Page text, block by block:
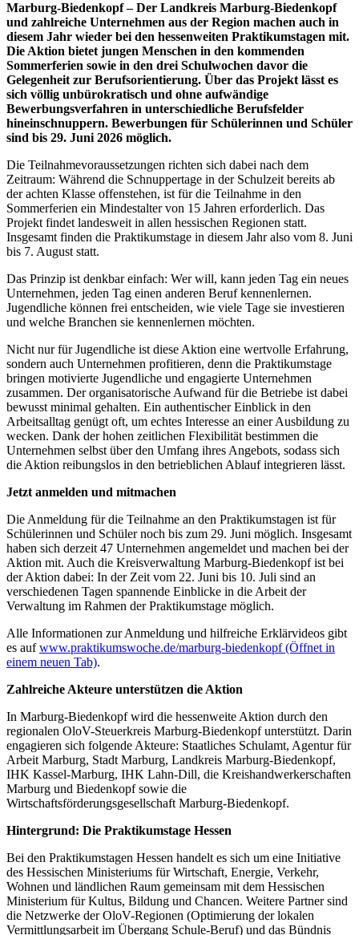
Marburg-Biedenkopf – Der Landkreis Marburg-Biedenkopf
und zahlreiche Unternehmen aus der Region machen auch in
diesem Jahr wieder bei den hessenweiten Praktikumstagen mit.
Die Aktion bietet jungen Menschen in den kommenden
Sommerferien sowie in den drei Schulwochen davor die
Gelegenheit zur Berufsorientierung. Über das Projekt lässt es
sich völlig unbürokratisch und ohne aufwändige
Bewerbungsverfahren in unterschiedliche Berufsfelder
hineinschnuppern. Bewerbungen für Schülerinnen und Schüler
sind bis 29. Juni 2026 möglich.
Die Teilnahmevoraussetzungen richten sich dabei nach dem
Zeitraum: Während die Schnuppertage in der Schulzeit bereits ab
der achten Klasse offenstehen, ist für die Teilnahme in den
Sommerferien ein Mindestalter von 15 Jahren erforderlich. Das
Projekt findet landesweit in allen hessischen Regionen statt.
Insgesamt finden die Praktikumstage in diesem Jahr also vom 8. Juni
bis 7. August statt.
Das Prinzip ist denkbar einfach: Wer will, kann jeden Tag ein neues
Unternehmen, jeden Tag einen anderen Beruf kennenlernen.
Jugendliche können frei entscheiden, wie viele Tage sie investieren
und welche Branchen sie kennenlernen möchten.
Nicht nur für Jugendliche ist diese Aktion eine wertvolle Erfahrung,
sondern auch Unternehmen profitieren, denn die Praktikumstage
bringen motivierte Jugendliche und engagierte Unternehmen
zusammen. Der organisatorische Aufwand für die Betriebe ist dabei
bewusst minimal gehalten. Ein authentischer Einblick in den
Arbeitsalltag genügt oft, um echtes Interesse an einer Ausbildung zu
wecken. Dank der hohen zeitlichen Flexibilität bestimmen die
Unternehmen selbst über den Umfang ihres Angebots, sodass sich
die Aktion reibungslos in den betrieblichen Ablauf integrieren lässt.
Jetzt anmelden und mitmachen
Die Anmeldung für die Teilnahme an den Praktikumstagen ist für
Schülerinnen und Schüler noch bis zum 29. Juni möglich. Insgesamt
haben sich derzeit 47 Unternehmen angemeldet und machen bei der
Aktion mit. Auch die Kreisverwaltung Marburg-Biedenkopf ist bei
der Aktion dabei: In der Zeit vom 22. Juni bis 10. Juli sind an
verschiedenen Tagen spannende Einblicke in die Arbeit der
Verwaltung im Rahmen der Praktikumstage möglich.
Alle Informationen zur Anmeldung und hilfreiche Erklärvideos gibt
es aufwww.praktikumswoche.de/marburg-biedenkopf(Öffnet in
einem neuen Tab).
Zahlreiche Akteure unterstützen die Aktion
In Marburg-Biedenkopf wird die hessenweite Aktion durch den
regionalen OloV-Steuerkreis Marburg-Biedenkopf unterstützt. Darin
engagieren sich folgende Akteure: Staatliches Schulamt, Agentur für
Arbeit Marburg, Stadt Marburg, Landkreis Marburg-Biedenkopf,
IHK Kassel-Marburg, IHK Lahn-Dill, die Kreishandwerkerschaften
Marburg und Biedenkopf sowie die
Wirtschaftsförderungsgesellschaft Marburg-Biedenkopf.
Hintergrund: Die Praktikumstage Hessen
Bei den Praktikumstagen Hessen handelt es sich um eine Initiative
des Hessischen Ministeriums für Wirtschaft, Energie, Verkehr,
Wohnen und ländlichen Raum gemeinsam mit dem Hessischen
Ministerium für Kultus, Bildung und Chancen. Weitere Partner sind
die Netzwerke der OloV-Regionen (Optimierung der lokalen
Vermittlungsarbeit im Übergang Schule-Beruf) und das Bündnis